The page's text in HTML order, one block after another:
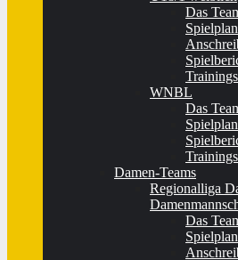
Das
Spielplan
WNBL
Das
Spielplan
Damen-Teams
Regionalliga
Das
Spielplan